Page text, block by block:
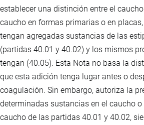
establecer una distinción entre el
caucho en formas primarias o en
tengan agregadas sustancias de las
(partidas 40.01 y 40.02) y los mismos
tengan (40.05). Esta Nota no basa la
que esta adición tenga lugar antes o
coagulación. Sin embargo, autoriza la
determinadas sustancias en el caucho
caucho de las partidas 40.01 y 40.02,